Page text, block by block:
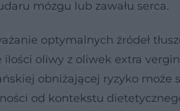
mózgu lub zawału serca.
optymalnych źródeł
ilości oliwy z oliwek extra
obniżającej ryzyko może
od kontekstu